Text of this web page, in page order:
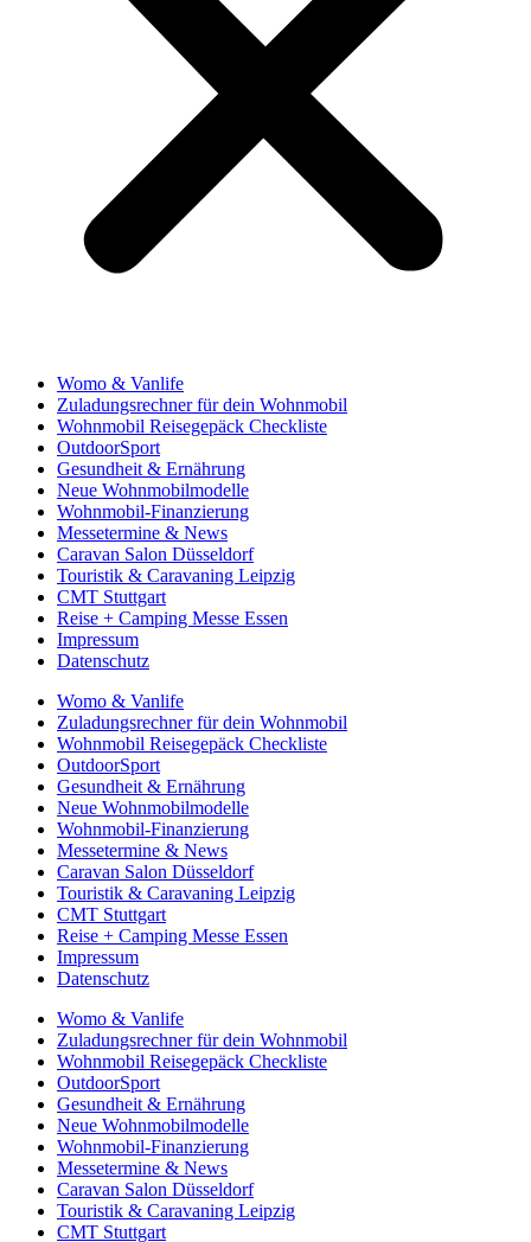
Womo & Vanlife
Zuladungsrechner für dein Wohnmobil
Wohnmobil Reisegepäck Checkliste
OutdoorSport
Gesundheit & Ernährung
Neue Wohnmobilmodelle
Wohnmobil-Finanzierung
Messetermine & News
Caravan Salon Düsseldorf
Touristik & Caravaning Leipzig
CMT Stuttgart
Reise + Camping Messe Essen
Impressum
Datenschutz
Womo & Vanlife
Zuladungsrechner für dein Wohnmobil
Wohnmobil Reisegepäck Checkliste
OutdoorSport
Gesundheit & Ernährung
Neue Wohnmobilmodelle
Wohnmobil-Finanzierung
Messetermine & News
Caravan Salon Düsseldorf
Touristik & Caravaning Leipzig
CMT Stuttgart
Reise + Camping Messe Essen
Impressum
Datenschutz
Womo & Vanlife
Zuladungsrechner für dein Wohnmobil
Wohnmobil Reisegepäck Checkliste
OutdoorSport
Gesundheit & Ernährung
Neue Wohnmobilmodelle
Wohnmobil-Finanzierung
Messetermine & News
Caravan Salon Düsseldorf
Touristik & Caravaning Leipzig
CMT Stuttgart